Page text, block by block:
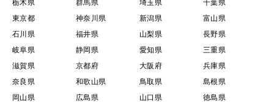
栃木県
群馬県 埼玉県
千葉県
東京都
神奈川県 新潟県
富山県
石川県
福井県 山梨県
長野県
岐阜県
静岡県 愛知県
三重県
滋賀県
京都府 大阪府
兵庫県
奈良県
和歌山県 鳥取県
島根県
岡山県
広島県 山口県
徳島県